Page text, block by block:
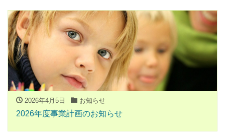
2026年4月5日 お知らせ
2026年度事業計画のお知らせ